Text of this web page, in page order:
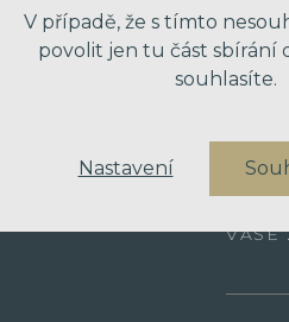
VÁŠ
VAŠE
V případě, že s tímto
povolit jen tu část sbírání
souhlasíte.
Nastavení